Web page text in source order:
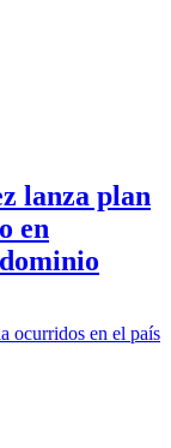
lanza plan
en
ocurridos en el país